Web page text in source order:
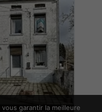
garantir la meilleure